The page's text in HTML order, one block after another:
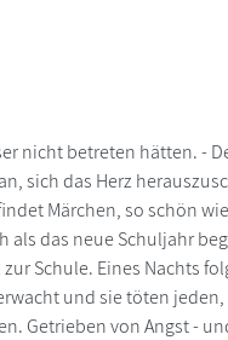
nicht betreten hätten. -
sich das Herz
Märchen, so schön
das neue Schuljahr
Schule. Eines Nachts
und sie töten
Getrieben von Angst -